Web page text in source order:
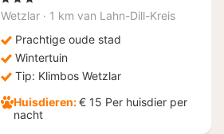
vanaf
Wetzlar · 1 km van Lahn-Dill-Kreis
Prachtige oude stad
Wintertuin
Tip: Klimbos Wetzlar
Huisdieren:€ 15 Per huisdier per
nacht